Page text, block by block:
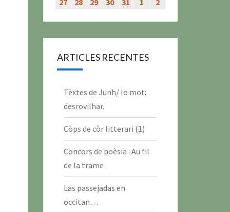
ARTICLES RECENTES
Tèxtes de Junh/ lo mot:
desrovilhar.
Còps de còr litterari (1)
Concors de poèsia : Au fil
de la trame
Las passejadas en
occitan…